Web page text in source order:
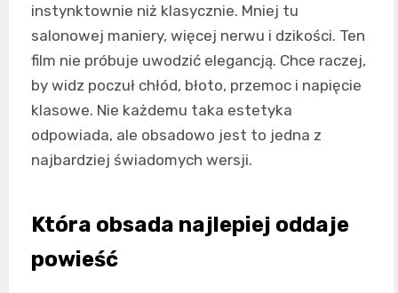
instynktownie niż klasycznie. Mniej tu
salonowej maniery, więcej nerwu i dzikości. Ten
film nie próbuje uwodzić elegancją. Chce raczej,
by widz poczuł chłód, błoto, przemoc i napięcie
klasowe. Nie każdemu taka estetyka
odpowiada, ale obsadowo jest to jedna z
najbardziej świadomych wersji.
Która obsada najlepiej oddaje
powieść